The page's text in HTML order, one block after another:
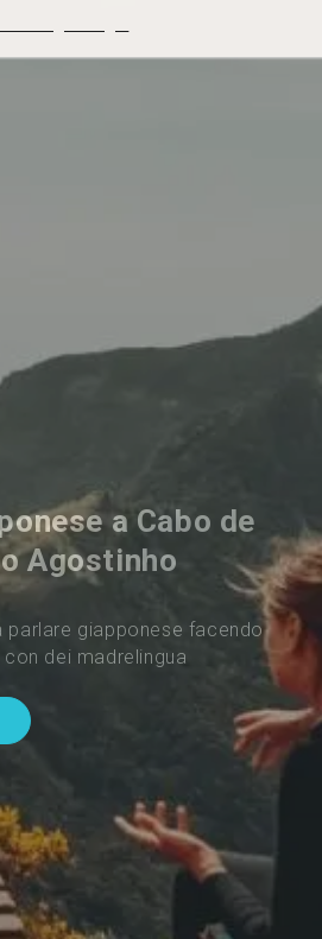
a Cabo de
Agostinho
parlare giapponese facendo
dei madrelingua